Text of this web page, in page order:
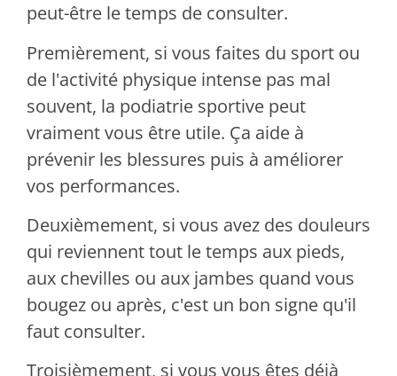
peut-être le temps de consulter.
Premièrement, si vous faites du sport ou
de l'activité physique intense pas mal
souvent, la podiatrie sportive peut
vraiment vous être utile. Ça aide à
prévenir les blessures puis à améliorer
vos performances.
Deuxièmement, si vous avez des douleurs
qui reviennent tout le temps aux pieds,
aux chevilles ou aux jambes quand vous
bougez ou après, c'est un bon signe qu'il
faut consulter.
Troisièmement, si vous vous êtes déjà